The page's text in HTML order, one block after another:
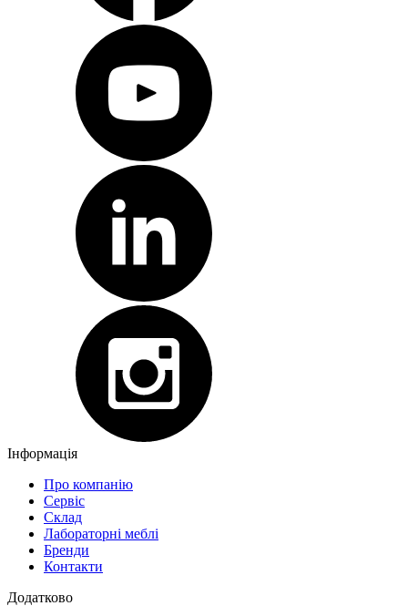
Інформація
Про компанію
Сервіс
Склад
Лабораторні меблі
Бренди
Контакти
Додатково